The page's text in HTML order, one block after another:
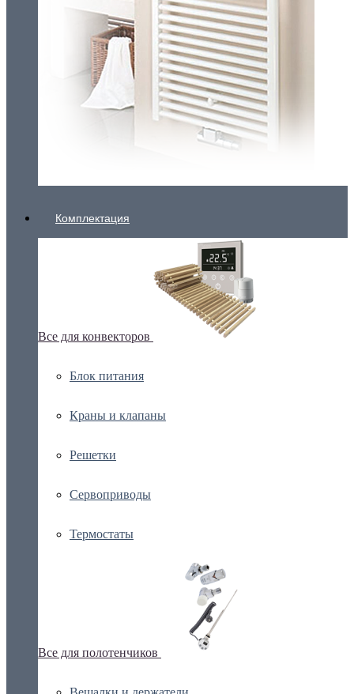
Комплектация
Все для конвекторов
Блок питания
Краны и клапаны
Решетки
Сервоприводы
Термостаты
Все для полотенчиков